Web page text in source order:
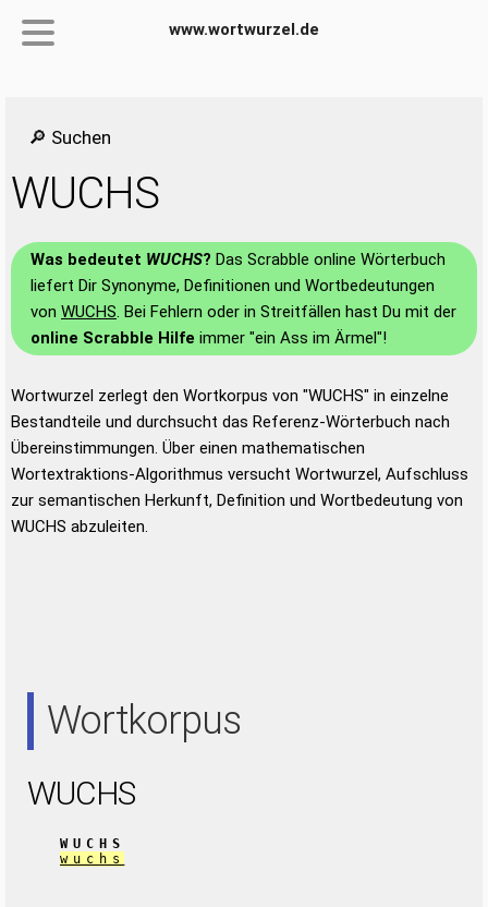
www.wortwurzel.de
🔎 Suchen
WUCHS
Was bedeutet WUCHS? Das Scrabble online Wörterbuch
liefert Dir Synonyme, Definitionen und Wortbedeutungen
von WUCHS. Bei Fehlern oder in Streitfällen hast Du mit der
online Scrabble Hilfe immer "ein Ass im Ärmel"!
Wortwurzel zerlegt den Wortkorpus von "WUCHS" in einzelne
Bestandteile und durchsucht das Referenz-Wörterbuch nach
Übereinstimmungen. Über einen mathematischen
Wortextraktions-Algorithmus versucht Wortwurzel, Aufschluss
zur semantischen Herkunft, Definition und Wortbedeutung von
WUCHS abzuleiten.
Wortkorpus
WUCHS
WUCHS
wuchs